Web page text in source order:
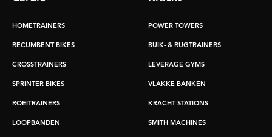
HOMETRAINERS
RECUMBENT BIKES
CROSSTRAINERS
SPRINTER BIKES
ROEITRAINERS
LOOPBANDEN
POWER TOWERS
BUIK- & RUGTRAINERS
LEVERAGE GYMS
VLAKKE BANKEN
KRACHT STATIONS
SMITH MACHINES